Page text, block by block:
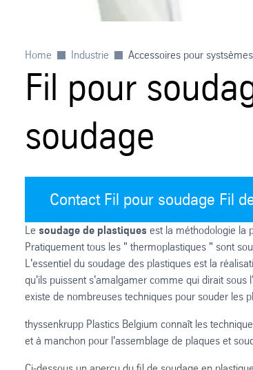
Home Industrie Accessoires pour
Fil pour
soudage
Contact Fil pour soudage Fil
Le soudage de plastiques est la méthodologie la
Pratiquement tous les " thermoplastiques " sont
L'essentiel du soudage des plastiques est la
qu'ils puissent s'amalgamer comme qui dirait
existe de nombreuses techniques pour souder les
thyssenkrupp Plastics Belgium connaît les
et à manchon pour l'assemblage de plaques et